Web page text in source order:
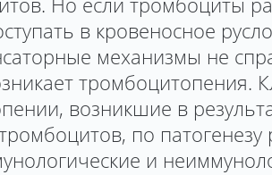
в кровеносное
механизмы не
тромбоцитопения.
возникшие в
по
и